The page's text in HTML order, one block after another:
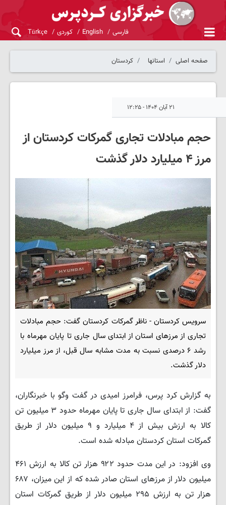
فارسی English کوردی Türkçe
صفحه اصلی استانها کردستان
۲۱ آبان ۱۴۰۴ - ۱۲:۲۵
حجم مبادلات تجاری گمرکات کردستان از
مرز ۴ میلیارد دلار گذشت
سرویس کردستان - ناظر گمرکات کردستان گفت: حجم مبادلات
تجاری از مرزهای استان از ابتدای سال جاری تا پایان مهرماه با
رشد ۶ درصدی نسبت به مدت مشابه سال قبل، از مرز میلیارد
دلار گذشت.
به گزارش کرد پرس، فرامرز امیدی در گفت وگو با خبرنگاران،
گفت: از ابتدای سال جاری تا پایان مهرماه حدود ۳ میلیون تن
کالا به ارزش بیش از ۴ میلیارد و ۹ میلیون دلار از طریق
گمرکات استان کردستان مبادله شده است.
وی افزود: در این مدت حدود ۹۲۲ هزار تن کالا به ارزش ۴۶۱
میلیون دلار از مرزهای استان صادر شده که از این میزان، ۶۸۷
هزار تن به ارزش ۲۹۵ میلیون دلار از طریق گمرکات استان